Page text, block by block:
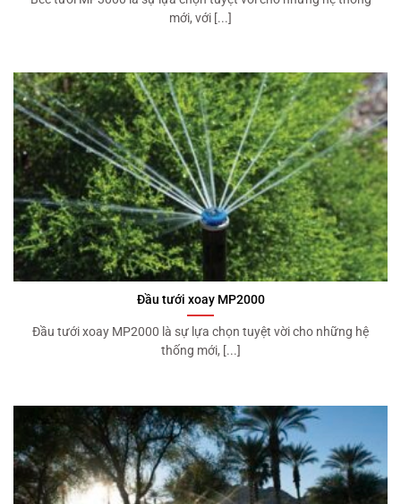
mới, với [...]
Đầu tưới xoay MP2000
Đầu tưới xoay MP2000 là sự lựa chọn tuyệt vời cho những hệ
thống mới, [...]